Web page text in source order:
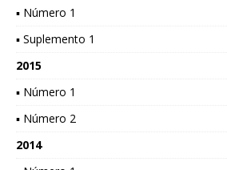
▪ Número 1
▪ Suplemento 1
2015
▪ Número 1
▪ Número 2
2014